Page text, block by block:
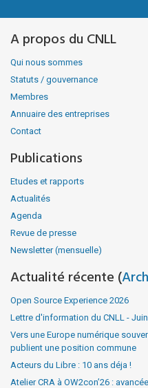
A propos du CNLL
Qui nous sommes
Statuts / gouvernance
Membres
Annuaire des entreprises
Contact
Publications
Etudes et rapports
Actualités
Agenda
Revue de presse
Newsletter (mensuelle)
Actualité récente (
Open Source Experience 2026
Lettre d'information du CNLL -
Vers une Europe numérique
publient une position commune
Acteurs du Libre : 10 ans déja !
Atelier CRA à OW2con’26 :